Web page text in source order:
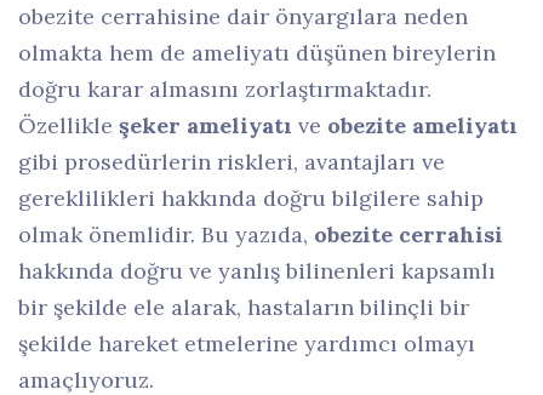
obezite cerrahisine dair önyargılara neden
olmakta hem de ameliyatı düşünen bireylerin
doğru karar almasını zorlaştırmaktadır.
Özellikle şeker ameliyatı ve obezite ameliyatı
gibi prosedürlerin riskleri, avantajları ve
gereklilikleri hakkında doğru bilgilere sahip
olmak önemlidir. Bu yazıda, obezite cerrahisi
hakkında doğru ve yanlış bilinenleri kapsamlı
bir şekilde ele alarak, hastaların bilinçli bir
şekilde hareket etmelerine yardımcı olmayı
amaçlıyoruz.